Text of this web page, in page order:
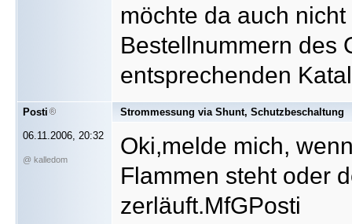
möchte da auch
Bestellnummern des
entsprechenden
Posti
06.11.2006, 20:32
@ kalledom
Strommessung via Shunt, Schutzbeschaltung
Oki,melde mich,
Flammen steht oder
zerläuft.MfGPosti